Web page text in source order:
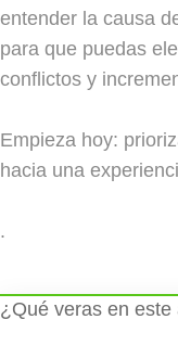
entender la causa
para que puedas
conflictos y
Empieza hoy:
hacia una
.
¿Qué veras en este